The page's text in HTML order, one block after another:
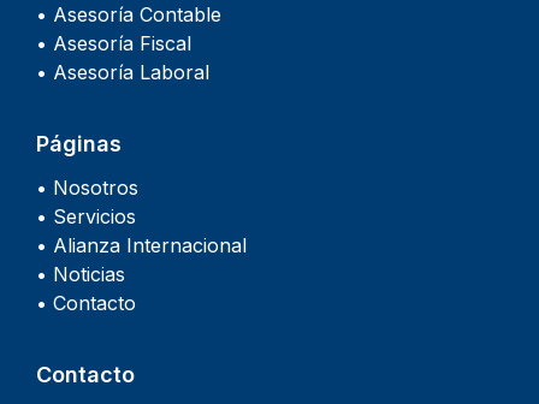
• Asesoría Contable
• Asesoría Fiscal
• Asesoría Laboral
Páginas
• Nosotros
• Servicios
• Alianza Internacional
• Noticias
• Contacto
Contacto